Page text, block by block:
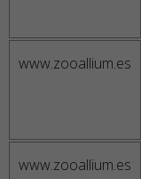
www.zooallium.es
www.zooallium.es